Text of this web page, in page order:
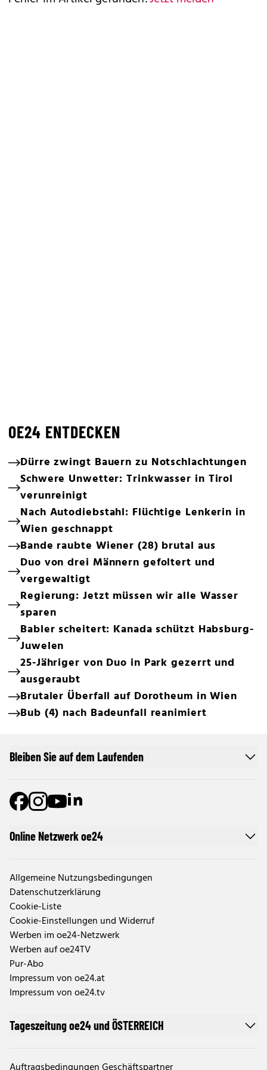
OE24 ENTDECKEN
Dürre zwingt Bauern zu Notschlachtungen
Schwere Unwetter: Trinkwasser in Tirol
verunreinigt
Nach Autodiebstahl: Flüchtige Lenkerin in
Wien geschnappt
Bande raubte Wiener (28) brutal aus
Duo von drei Männern gefoltert und
vergewaltigt
Regierung: Jetzt müssen wir alle Wasser
sparen
Babler scheitert: Kanada schützt Habsburg-
Juwelen
25-Jähriger von Duo in Park gezerrt und
ausgeraubt
Brutaler Überfall auf Dorotheum in Wien
Bub (4) nach Badeunfall reanimiert
Online Netzwerk oe24
Allgemeine Nutzungsbedingungen
Datenschutzerklärung
Cookie-Liste
Cookie-Einstellungen und Widerruf
Werben im oe24-Netzwerk
Werben auf oe24TV
Pur-Abo
Impressum von oe24.at
Impressum von oe24.tv
Tageszeitung oe24 und ÖSTERREICH
Bleiben Sie auf dem Laufenden